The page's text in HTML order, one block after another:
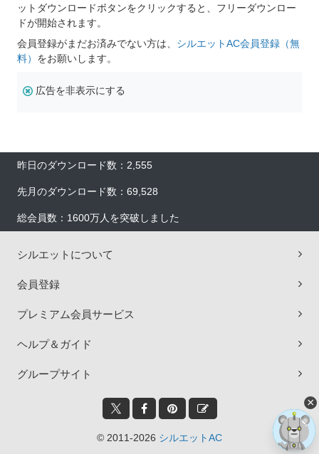
ットダウンロードボタンをクリックすると、フリーダウンロー
ドが開始されます。
会員登録がまだお済みでない方は、 シルエットAC会員登録（無
料） をお願いします。
広告を非表示にする
昨日のダウンロード数：2,555
先月のダウンロード数：69,528
総会員数：1600万人を突破しました
シルエットについて
会員登録
プレミアム会員サービス
ヘルプ＆ガイド
グループサイト
© 2011-2026 シルエットAC
×